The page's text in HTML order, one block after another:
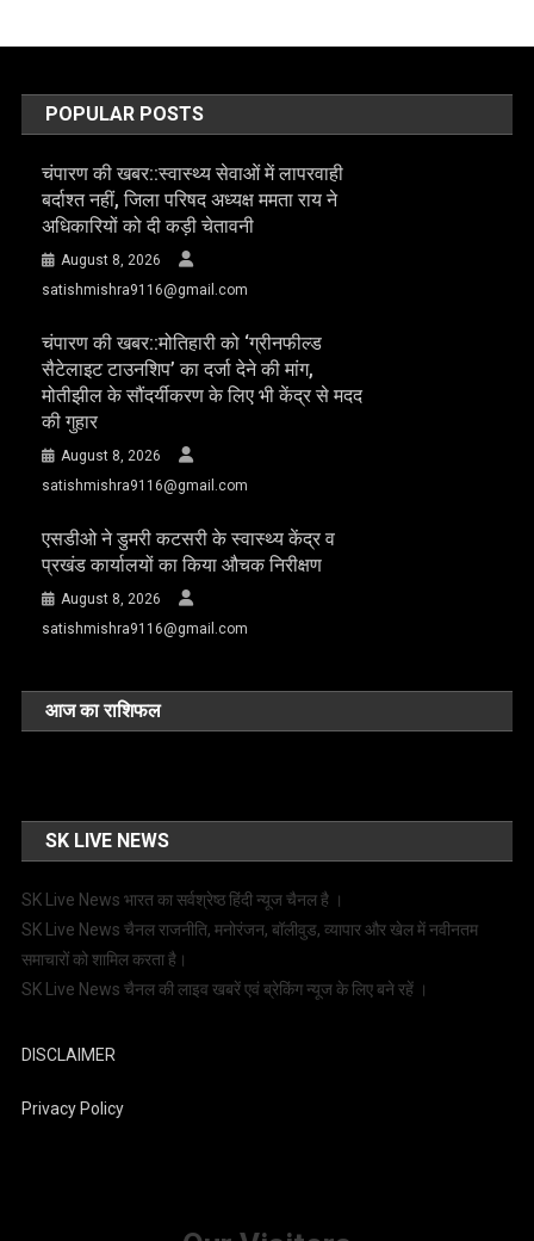
POPULAR POSTS
चंपारण की खबर::स्वास्थ्य सेवाओं में लापरवाही
बर्दाश्त नहीं, जिला परिषद अध्यक्ष ममता राय ने
अधिकारियों को दी कड़ी चेतावनी
August 8, 2026
satishmishra9116@gmail.com
चंपारण की खबर::मोतिहारी को ‘ग्रीनफील्ड
सैटेलाइट टाउनशिप’ का दर्जा देने की मांग,
मोतीझील के सौंदर्यीकरण के लिए भी केंद्र से मदद
की गुहार
August 8, 2026
satishmishra9116@gmail.com
एसडीओ ने डुमरी कटसरी के स्वास्थ्य केंद्र व
प्रखंड कार्यालयों का किया औचक निरीक्षण
August 8, 2026
satishmishra9116@gmail.com
आज का राशिफल
SK LIVE NEWS
SK Live News भारत का सर्वश्रेष्ठ हिंदी न्‍यूज चैनल है ।
SK Live News चैनल राजनीति, मनोरंजन, बॉलीवुड, व्यापार और खेल में नवीनतम
समाचारों को शामिल करता है।
SK Live News चैनल की लाइव खबरें एवं ब्रेकिंग न्यूज के लिए बने रहें ।
DISCLAIMER
Privacy Policy